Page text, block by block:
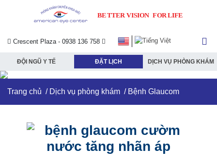
Crescent Plaza - 0938 136 758
ĐỘI NGŨ Y TẾ ĐẶT LỊCH DỊCH VỤ PHÒNG KHÁM
Trang chủ / Dịch vụ phòng khám / Bệnh Glaucom